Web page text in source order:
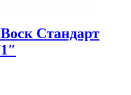
Стандарт